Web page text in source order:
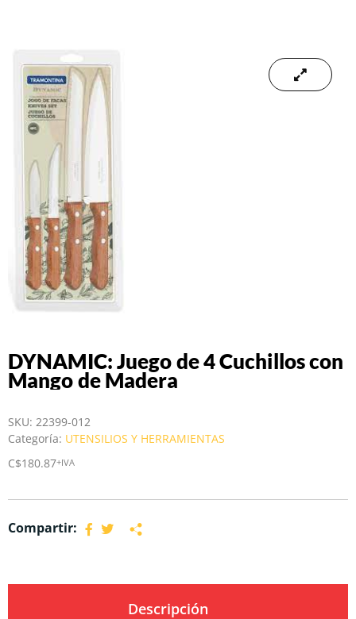
DYNAMIC: Juego de 4 Cuchillos con
Mango de Madera
SKU: 22399-012
Categoría: UTENSILIOS Y HERRAMIENTAS
C$180.87+IVA
Compartir:
Descripción